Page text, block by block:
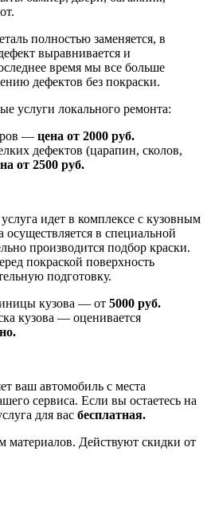
полностью заменяется, в
выравнивается и
время мы все больше
дефектов без покраски.
услуги локального ремонта:
— цена от 2000 руб.
дефектов (царапин, сколов,
от 2500 руб.
идет в комплексе с кузовным
в специальной
производится подбор краски.
покраской поверхность
подготовку.
кузова — от 5000 руб.
кузова — оценивается
ваш автомобиль с места
сервиса. Если вы остаетесь на
для вас бесплатная.
материалов. Действуют скидки от